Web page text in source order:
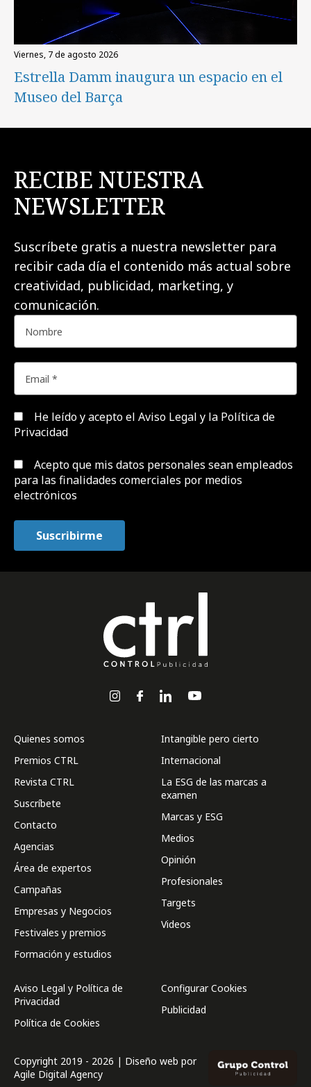
viernes, 7 de agosto 2026
Estrella Damm inaugura un espacio en el
Museo del Barça
RECIBE NUESTRA
NEWSLETTER
Suscríbete gratis a nuestra newsletter para
recibir cada día el contenido más actual sobre
creatividad, publicidad, marketing, y
comunicación.
He leído y acepto el Aviso Legal y la Política de
Privacidad
Acepto que mis datos personales sean empleados
para las finalidades comerciales por medios
electrónicos
Quienes somos
Premios CTRL
Revista CTRL
Suscríbete
Contacto
Agencias
Área de expertos
Campañas
Empresas y Negocios
Festivales y premios
Formación y estudios
Intangible pero cierto
Internacional
La ESG de las marcas a
examen
Marcas y ESG
Medios
Opinión
Profesionales
Targets
Videos
Aviso Legal y Política de
Privacidad
Política de Cookies
Configurar Cookies
Publicidad
Copyright 2019 - 2026 | Diseño web por
Agile Digital Agency